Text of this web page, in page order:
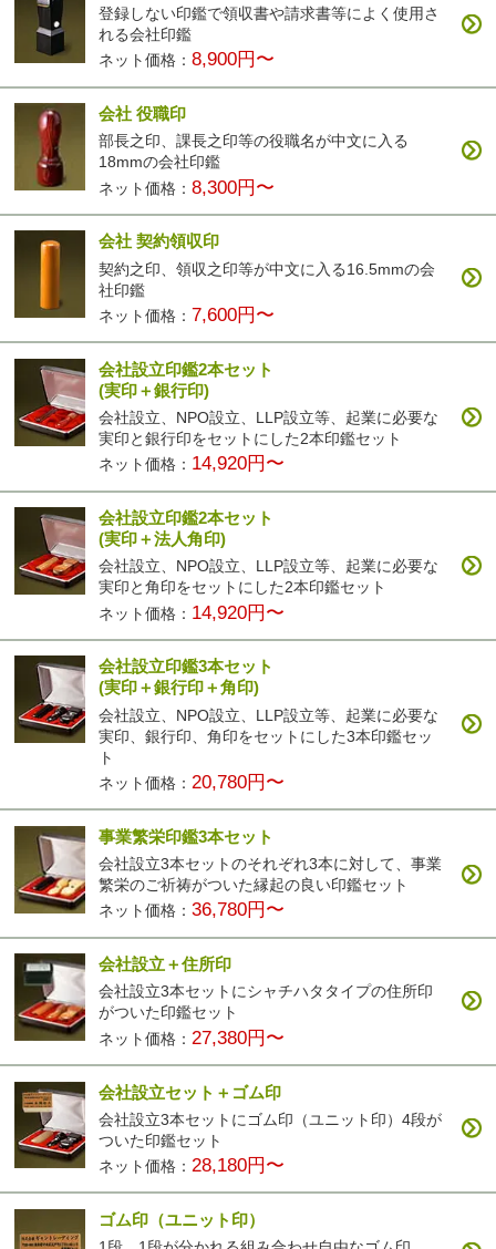
登録しない印鑑で領収書や請求書等によく使用さ
れる会社印鑑
ネット価格：8,900円〜
会社 役職印
部長之印、課長之印等の役職名が中文に入る
18mmの会社印鑑
ネット価格：8,300円〜
会社 契約領収印
契約之印、領収之印等が中文に入る16.5mmの会
社印鑑
ネット価格： 7,600円〜
会社設立印鑑2本セット
(実印＋銀行印)
会社設立、NPO設立、LLP設立等、起業に必要な
実印と銀行印をセットにした2本印鑑セット
ネット価格： 14,920円〜
会社設立印鑑2本セット
(実印＋法人角印)
会社設立、NPO設立、LLP設立等、起業に必要な
実印と角印をセットにした2本印鑑セット
ネット価格： 14,920円〜
会社設立印鑑3本セット
(実印＋銀行印＋角印)
会社設立、NPO設立、LLP設立等、起業に必要な
実印、銀行印、角印をセットにした3本印鑑セッ
ト
ネット価格： 20,780円〜
事業繁栄印鑑3本セット
会社設立3本セットのそれぞれ3本に対して、事業
繁栄のご祈祷がついた縁起の良い印鑑セット
ネット価格：36,780円〜
会社設立＋住所印
会社設立3本セットにシャチハタタイプの住所印
がついた印鑑セット
ネット価格： 27,380円〜
会社設立セット＋ゴム印
会社設立3本セットにゴム印（ユニット印）4段が
ついた印鑑セット
ネット価格： 28,180円〜
ゴム印（ユニット印）